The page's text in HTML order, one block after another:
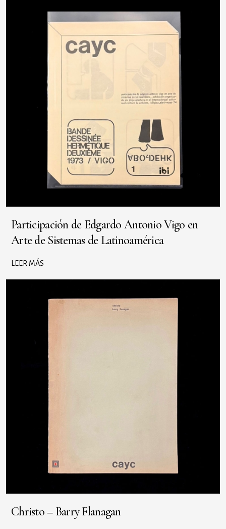
Participación de Edgardo Antonio Vigo en
Arte de Sistemas de Latinoamérica
LEER MÁS
Christo – Barry Flanagan